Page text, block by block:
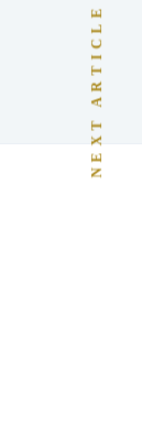
NEXT ARTICLE